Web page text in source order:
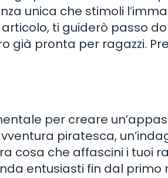
unica che stimoli
ti guiderò passo
già pronta per ragazzi.
per creare
piratesca,
cosa che affascini i tuoi
entusiasti fin dal primo